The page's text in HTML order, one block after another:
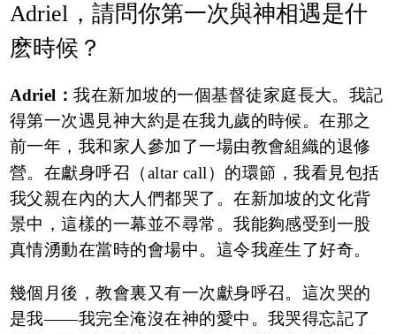
Adriel，請問你第一次與神相遇是什
麽時候？
Adriel：我在新加坡的一個基督徒家庭長大。我記
得第一次遇見神大約是在我九歲的時候。在那之
前一年，我和家人參加了一場由教會組織的退修
營。在獻身呼召（altar call）的環節，我看見包括
我父親在內的大人們都哭了。在新加坡的文化背
景中，這樣的一幕並不尋常。我能夠感受到一股
真情湧動在當時的會場中。這令我産生了好奇。
幾個月後，教會裏又有一次獻身呼召。這次哭的
是我——我完全淹沒在神的愛中。我哭得忘記了